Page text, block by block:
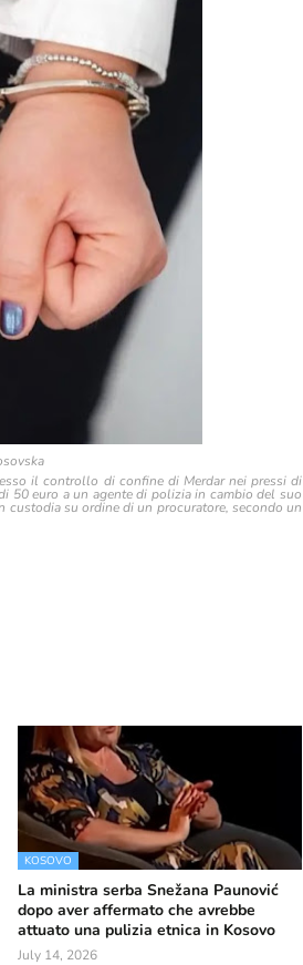
il controllo di confine di Merdar nei pressi di
50 euro a un agente di polizia in cambio del suo
custodia su ordine di un procuratore, secondo un
KOSOVO
La ministra serba Snežana Paunović
dopo aver affermato che avrebbe
attuato una pulizia etnica in Kosovo
July 14, 2026